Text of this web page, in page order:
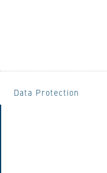
Data Protection